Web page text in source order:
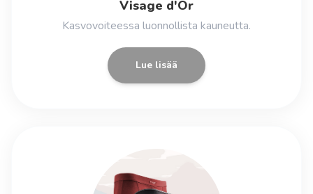
Visage d'Or
Kasvovoiteessa luonnollista kauneutta.
Lue lisää